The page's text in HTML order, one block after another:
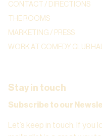
CONTACT / DIRECTIONS
THE ROOMS
MARKETING / PRESS
WORK AT COMEDY CLUB
Stay in touch
Subscribe to our
Let’s keep in touch. If you